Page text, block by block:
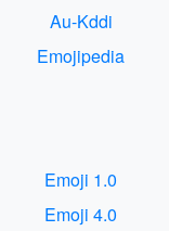
Au-Kddi
Emojipedia
Emoji 1.0
Emoji 4.0